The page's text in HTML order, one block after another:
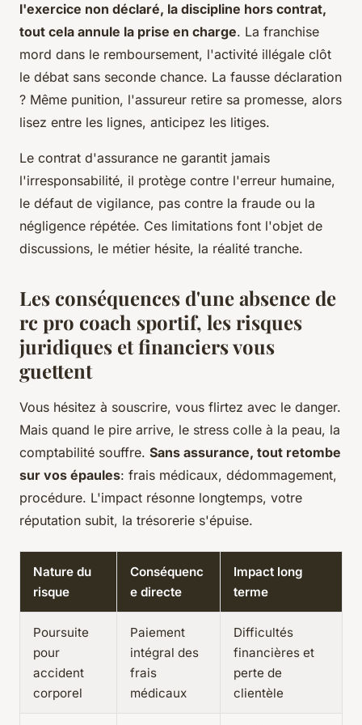
l'exercice non déclaré, la discipline hors contrat,
tout cela annule la prise en charge. La franchise
mord dans le remboursement, l'activité illégale clôt
le débat sans seconde chance. La fausse déclaration
? Même punition, l'assureur retire sa promesse, alors
lisez entre les lignes, anticipez les litiges.
Le contrat d'assurance ne garantit jamais
l'irresponsabilité, il protège contre l'erreur humaine,
le défaut de vigilance, pas contre la fraude ou la
négligence répétée. Ces limitations font l'objet de
discussions, le métier hésite, la réalité tranche.
Les conséquences d'une absence de
rc pro coach sportif, les risques
juridiques et financiers vous
guettent
Vous hésitez à souscrire, vous flirtez avec le danger.
Mais quand le pire arrive, le stress colle à la peau, la
comptabilité souffre. Sans assurance, tout retombe
sur vos épaules: frais médicaux, dédommagement,
procédure. L'impact résonne longtemps, votre
réputation subit, la trésorerie s'épuise.
Nature du
risque
Conséquenc
e directe
Impact long
terme
Poursuite
pour
accident
corporel
Paiement
intégral des
frais
médicaux
Difficultés
financières et
perte de
clientèle